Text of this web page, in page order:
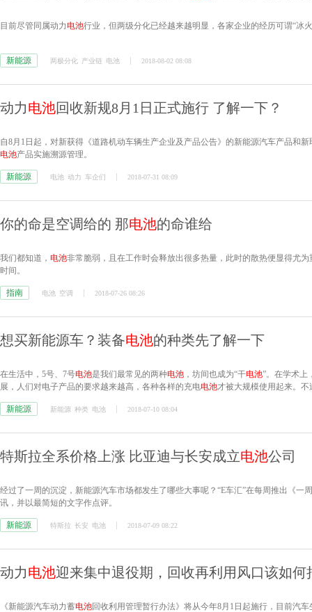
目前尽管同属动力电池行业，但两级分化已经越来越明显，各家企业的经历可谓“冰
新能源 两极分化 产业链 电池 2018-08-02 08:08
动力电池回收新规8月1日正式施行 了解一下？
自8月1日起，对新获得《道路机动车辆生产企业及产品公告》的新能源汽车产品和
电池产品实施溯源管理。
新能源 电池 动力 车企们 2018-07-31 08:09
你的命是空调给的 那电池的命谁给
我们都知道， 电池非常脆弱，且在工作时会释放出很多热量，此时的散热便显得尤为
时间。
指南 电池 空调 2018-07-26 08:26
想买新能源车？装备电池的种类先了解一下
在生活中，5号、7号电池是我们最常见的两种电池 ，坊间也成为“干电池”。在学术上
展，人们对电子产品的要求越来越高，各种各样的充电电池才被大规模使用起来。
新能源
新能源 种类 电池 2018-07-10 08:04
特斯拉全系价格上涨 比亚迪与长安成立电池公司
经过了一周的沉淀，新能源汽车市场都发生了哪些大事呢？“E车汇”在每周推出《
讯，并以最简短的文字作点评。
新能源 特斯拉 长安 电池 2018-07-09 08:22
动力电池迎来集中退役期，回收再利用风口该如何
《新能源汽车动力蓄电池回收利用管理暂行办法》将从今年8月1日起施行，目前汽